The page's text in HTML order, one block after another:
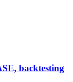
backtesting